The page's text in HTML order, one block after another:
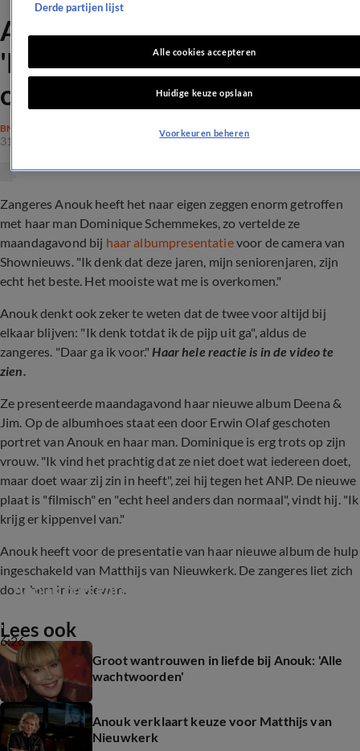
Anouk over Dominique:
'Mooiste wat me is
overkomen'
BN'ERS
31 okt 2023, 11:43
Zangeres Anouk heeft het naar eigen zeggen enorm getroffen
met haar man Dominique Schemmekes, zo vertelde ze
maandagavond bij haar albumpresentatievoor de camera van
Shownieuws. "Ik denk dat deze jaren, mijn seniorenjaren, zijn
echt het beste. Het mooiste wat me is overkomen."
Anouk denkt ook zeker te weten dat de twee voor altijd bij
elkaar blijven: "Ik denk totdat ik de pijp uit ga", aldus de
zangeres. "Daar ga ik voor."Haar hele reactie is in de video te
zien.
Ze presenteerde maandagavond haar nieuwe album Deena &
Jim. Op de albumhoes staat een door Erwin Olaf geschoten
portret van Anouk en haar man. Dominique is erg trots op zijn
vrouw. "Ik vind het prachtig dat ze niet doet wat iedereen doet,
maar doet waar zij zin in heeft", zei hij tegen het ANP. De nieuwe
plaat is "filmisch" en "echt heel anders dan normaal", vindt hij. "Ik
krijg er kippenvel van."
Anouk heeft voor de presentatie van haar nieuwe album de hulp
ingeschakeld van Matthijs van Nieuwkerk. De zangeres liet zich
door hem interviewen.
6:26
Anouk presenteert nieuw album
Lees ook
Groot wantrouwen in liefde bij Anouk: 'Alle
wachtwoorden'
Anouk verklaart keuze voor Matthijs van
Nieuwkerk
Derde partijen lijst
Alle cookies accepteren
Huidige keuze opslaan
Voorkeuren beheren